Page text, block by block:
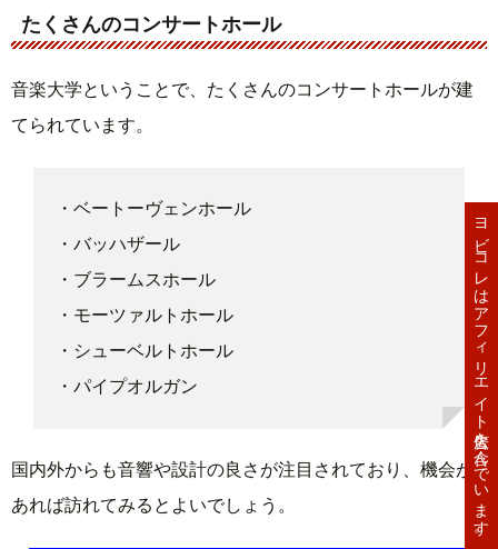
たくさんのコンサートホール
音楽大学ということで、たくさんのコンサートホールが建
てられています。
・ベートーヴェンホール
・バッハザール
・ブラームスホール
・モーツァルトホール
・シューベルトホール
・パイプオルガン
国内外からも音響や設計の良さが注目されており、機会が
あれば訪れてみるとよいでしょう。
ヨビコレはアフィリエイト広告を含んでいます。